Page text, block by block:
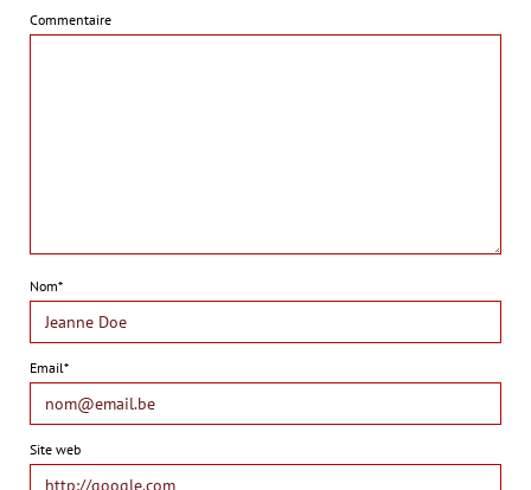
Commentaire
Nom*
Email*
Site web